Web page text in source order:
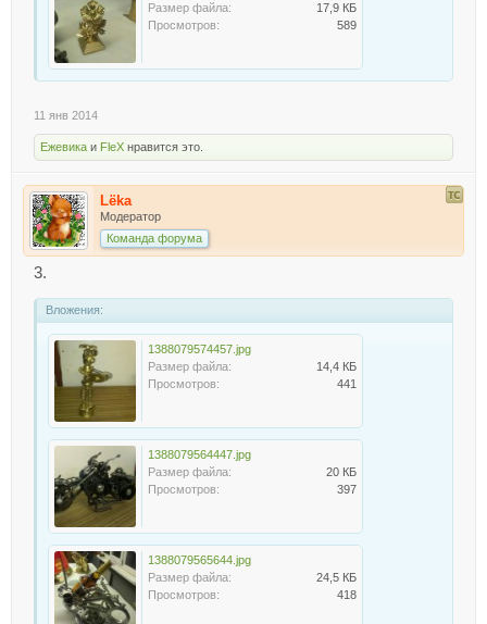
Размер файла:
17,9 КБ
Просмотров:
589
11 янв 2014
Ежевика и FleX нравится это.
Lёka
Модератор
Команда форума
3.
Вложения:
1388079574457.jpg
Размер файла:
14,4 КБ
Просмотров:
441
1388079564447.jpg
Размер файла:
20 КБ
Просмотров:
397
1388079565644.jpg
Размер файла:
24,5 КБ
Просмотров:
418